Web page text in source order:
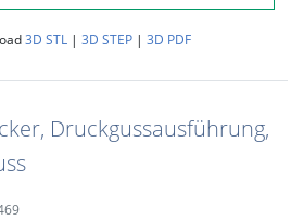
3D STL| 3D STEP| 3D PDF
Druckgussausführung,